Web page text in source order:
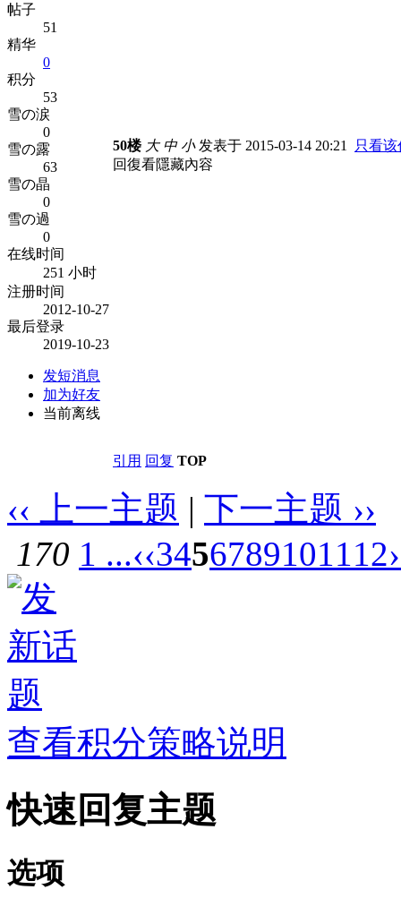
帖子
51
精华
0
积分
53
雪の涙
0
雪の露
63
雪の晶
0
雪の過
0
在线时间
251 小时
注册时间
2012-10-27
最后登录
2019-10-23
发短消息
加为好友
当前离线
50楼 大 中 小发表于 2015-03-14 20:21
只看该
回復看隱藏內容
引用 回复 TOP
‹‹ 上一主题 | 下一主题 ››
170 1 ...‹‹3456789101112
查看积分策略说明
快速回复主题
选项